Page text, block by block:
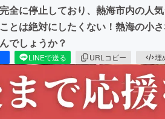
全に停止しており、熱海市内の人
とは絶対にしたくない！熱海の小
でしょうか？
LINEで送る URLコピー 埋